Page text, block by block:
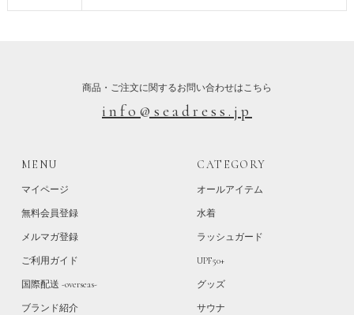
商品・ご注文に関するお問い合わせはこちら
info@seadress.jp
MENU
マイページ
無料会員登録
メルマガ登録
ご利用ガイド
国際配送 -overseas-
ブランド紹介
CATEGORY
オールアイテム
水着
ラッシュガード
UPF50+
グッズ
サウナ